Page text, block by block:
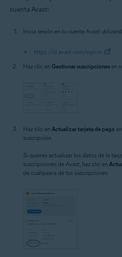
cuenta Avast:
Inicia sesión en tu cuenta Avast
https://id.avast.com/sign-in
Haz clic en Gestionar suscripciones en
Haz clic en Actualizar tarjeta de pago
suscripción.
Si quieres actualizar los datos de la
suscripciones de Avast, haz clic en
de cualquiera de tus suscripciones.